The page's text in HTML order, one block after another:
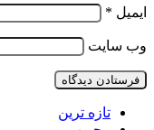
ایمیل *
وب‌ سایت
تازه ترین